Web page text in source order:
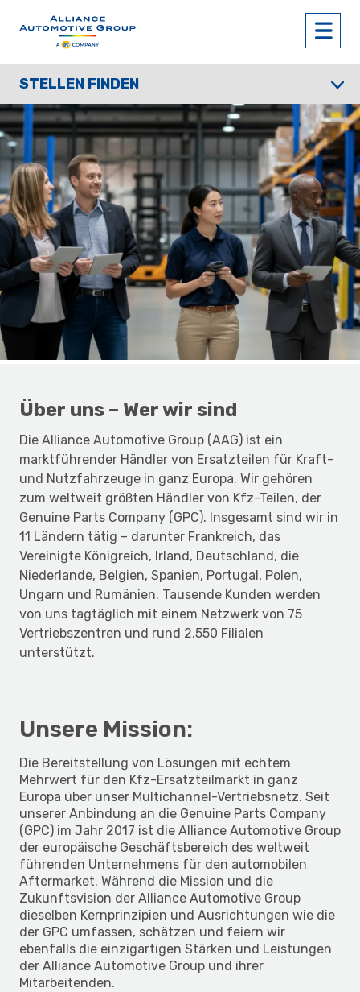
STELLEN FINDEN
Über uns – Wer wir sind
Die Alliance Automotive Group (AAG) ist ein
marktführender Händler von Ersatzteilen für Kraft-
und Nutzfahrzeuge in ganz Europa. Wir gehören
zum weltweit größten Händler von Kfz-Teilen, der
Genuine Parts Company (GPC). Insgesamt sind wir in
11 Ländern tätig – darunter Frankreich, das
Vereinigte Königreich, Irland, Deutschland, die
Niederlande, Belgien, Spanien, Portugal, Polen,
Ungarn und Rumänien. Tausende Kunden werden
von uns tagtäglich mit einem Netzwerk von 75
Vertriebszentren und rund 2.550 Filialen
unterstützt.
Unsere Mission:
Die Bereitstellung von Lösungen mit echtem
Mehrwert für den Kfz-Ersatzteilmarkt in ganz
Europa über unser Multichannel-Vertriebsnetz. Seit
unserer Anbindung an die Genuine Parts Company
(GPC) im Jahr 2017 ist die Alliance Automotive Group
der europäische Geschäftsbereich des weltweit
führenden Unternehmens für den automobilen
Aftermarket. Während die Mission und die
Zukunftsvision der Alliance Automotive Group
dieselben Kernprinzipien und Ausrichtungen wie die
der GPC umfassen, schätzen und feiern wir
ebenfalls die einzigartigen Stärken und Leistungen
der Alliance Automotive Group und ihrer
Mitarbeitenden.